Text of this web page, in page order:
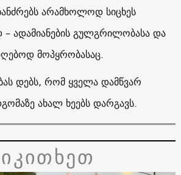
არამხოლოდ სიცხეს
ადამიანების გულგრილობასა და
მოპყრობასაც.
დებს, რომ ყველა დამწვარ
ახალ ხეებს დარგავს.